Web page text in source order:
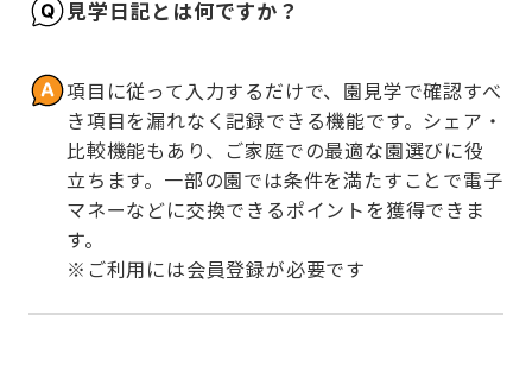
見学日記とは何ですか？
項目に従って入力するだけで、園見学で確認すべ
き項目を漏れなく記録できる機能です。シェア・
比較機能もあり、ご家庭での最適な園選びに役
立ちます。一部の園では条件を満たすことで電子
マネーなどに交換できるポイントを獲得できま
す。
※ご利用には会員登録が必要です